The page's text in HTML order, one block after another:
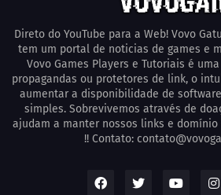
Direto do YouTube para a Web! Vovo
tem um portal de noticias de games e
Vovo Games Players e Tutoriais é
propagandas ou protetores de link, o
aumentar a disponibilidade de
simples. Sobrevivemos através de
ajudam a manter nossos links e
!! Contato: